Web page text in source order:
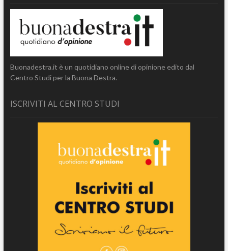
Buonadestra.it è un quotidiano online di opinione edito dal
Centro Studi per la Buona Destra.
ISCRIVITI AL CENTRO STUDI